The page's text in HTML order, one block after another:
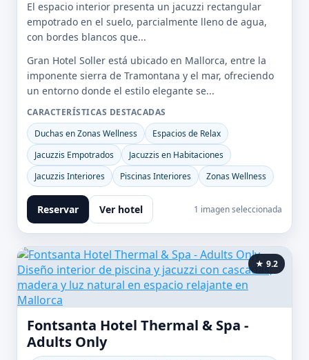
El espacio interior presenta un jacuzzi rectangular
empotrado en el suelo, parcialmente lleno de agua,
con bordes blancos que...
Gran Hotel Soller está ubicado en Mallorca, entre la
imponente sierra de Tramontana y el mar, ofreciendo
un entorno donde el estilo elegante se...
CARACTERÍSTICAS DESTACADAS
Duchas en Zonas Wellness
Espacios de Relax
Jacuzzis Empotrados
Jacuzzis en Habitaciones
Jacuzzis Interiores
Piscinas Interiores Zonas Wellness
Reservar Ver hotel 1 imagen seleccionada
★ 9.2
Fontsanta Hotel Thermal & Spa -
Adults Only